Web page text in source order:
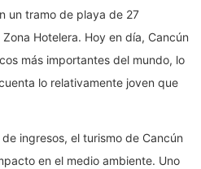
un tramo de playa de 27
Hotelera. Hoy en día, Cancún
más importantes del mundo, lo
lo relativamente joven que
ingresos, el turismo de Cancún
en el medio ambiente. Uno